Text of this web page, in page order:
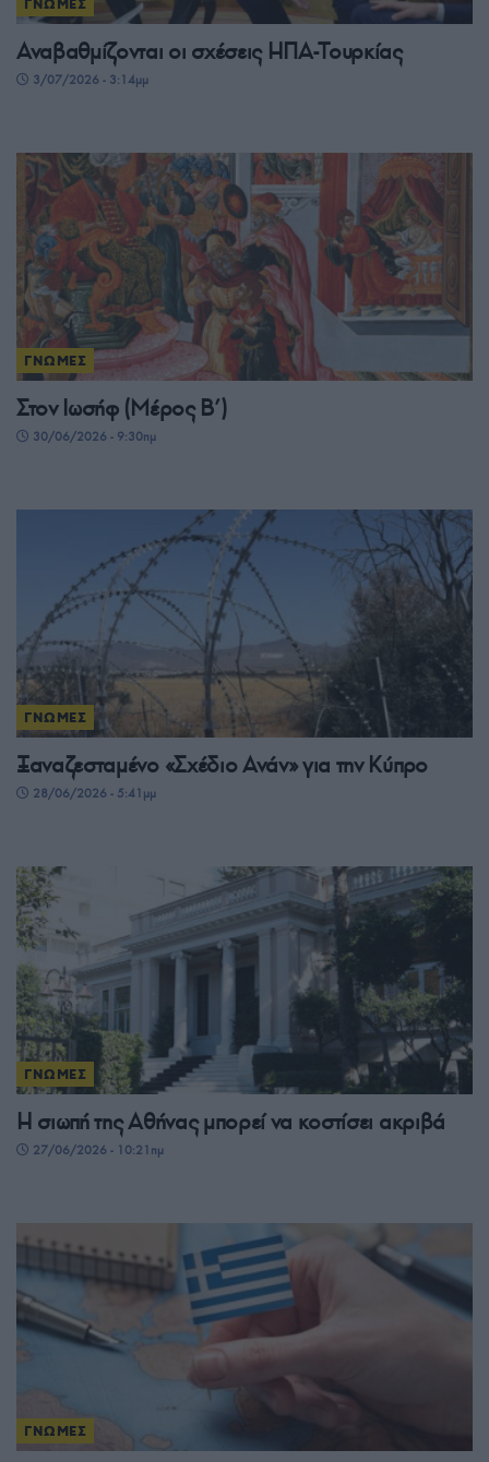
ΓΝΩΜΕΣ
Αναβαθμίζονται οι σχέσεις ΗΠΑ-Τουρκίας
3/07/2026 - 3:14μμ
ΓΝΩΜΕΣ
Στον Ιωσήφ (Μέρος Β’)
30/06/2026 - 9:30πμ
ΓΝΩΜΕΣ
Ξαναζεσταμένο «Σχέδιο Ανάν» για την Κύπρο
28/06/2026 - 5:41μμ
ΓΝΩΜΕΣ
Η σιωπή της Αθήνας μπορεί να κοστίσει ακριβά
27/06/2026 - 10:21πμ
ΓΝΩΜΕΣ